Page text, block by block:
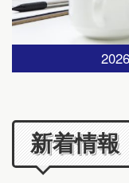
新着情報